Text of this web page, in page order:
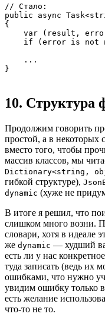
// Стало:
public async
{
var (result,
if (error is not
    ...
}
10. Структура
Продолжим говорить
простой, а в некоторых
вместо того, чтобы
массив классов, мы
Dictionary<string,
гибкой структуре),
dynamic (хуже не
В итоге я решил, что
слишком много возни.
словари, хотя в идеале
же dynamic — худший
есть ли у нас
туда записать (ведь их
ошибками, что нужно
увидим ошибку только
есть желание
что-то не то.